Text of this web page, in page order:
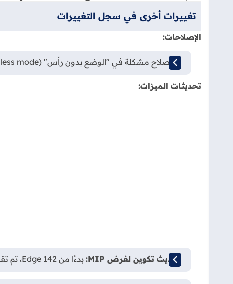
تغييرات أخرى في سجل التغييرات
الإصلاحات:
تم إصلاح مشكلة في "الوضع بدون رأس" (headless mode) كانت تسبب عدم عمل ميزات مثل "الطباعة إلى PDF" و "لقطة الشاشة" كما هو متوقع.
تحديثات الميزات:
تحديث تكوين لفرض MIP: بدءًا من Edge 142، تم تقديم خطوة تكوين جديدة للحفاظ على حماية MIP عبر خدمة إدارة Microsoft Edge.